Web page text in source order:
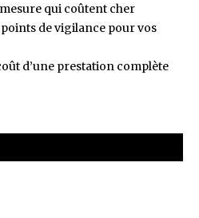
qui coûtent cher
points de vigilance pour vos
d’une prestation complète